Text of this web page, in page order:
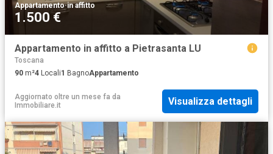
Appartamento·in affitto
1.500 €
Appartamento in affitto a Pietrasanta LU
Toscana
90 m²4 Locali1 BagnoAppartamento
Aggiornato oltre un mese fa da
Immobiliare.it
Visualizza dettagli